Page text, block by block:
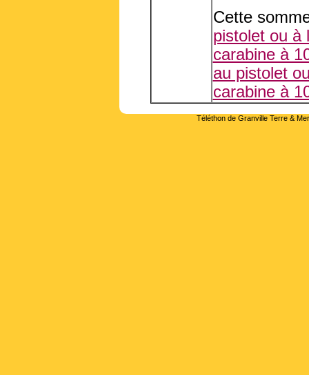
Cette
pistolet ou à
carabine à
au pistolet
carabine à
Téléthon de Granville Terre &